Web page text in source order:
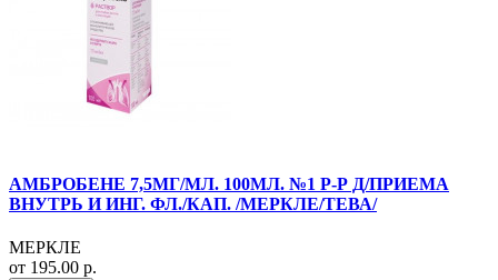
АМБРОБЕНЕ 7,5МГ/МЛ. 100МЛ. №1 Р-Р Д/ПРИЕМА
ВНУТРЬ И ИНГ. ФЛ./КАП. /МЕРКЛЕ/ТЕВА/
МЕРКЛЕ
от 195.00 р.